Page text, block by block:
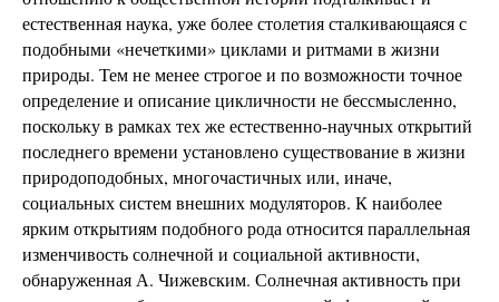
естественная наука, уже более столетия сталкивающаяся с
подобными «нечеткими» циклами и ритмами в жизни
природы. Тем не менее строгое и по возможности точное
определение и описание цикличности не бессмысленно,
поскольку в рамках тех же естественно-научных открытий
последнего времени установлено существование в жизни
природоподобных, многочастичных или, иначе,
социальных систем внешних модуляторов. К наиболее
ярким открытиям подобного рода относится параллельная
изменчивость солнечной и социальной активности,
обнаруженная А. Чижевским. Солнечная активность при